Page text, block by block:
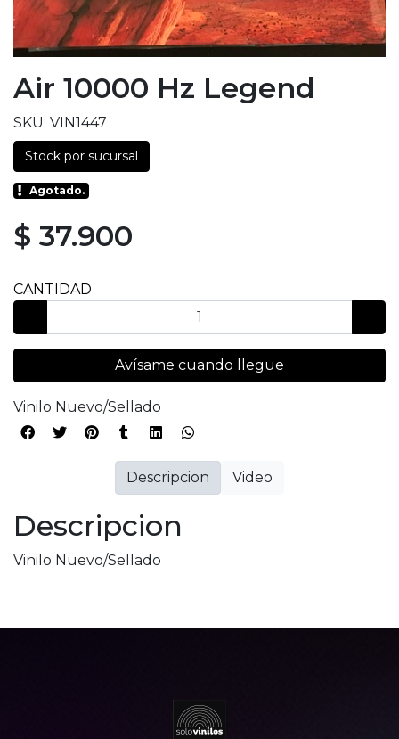
Air 10000 Hz Legend
SKU: VIN1447
Stock por sucursal
Agotado.
$ 37.900
CANTIDAD
Avísame cuando llegue
Vinilo Nuevo/Sellado
Descripcion
Vinilo Nuevo/Sellado
Descripcion Video